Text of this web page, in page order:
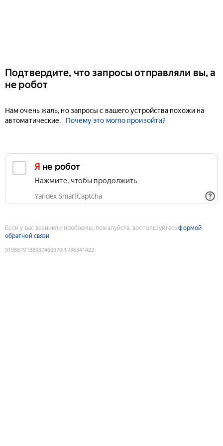
Подтвердите, что запросы отправляли вы, а
не робот
Нам очень жаль, но запросы с вашего устройства похожи на
автоматические.
Почему это могло произойти?
Я не робот
Нажмите, чтобы продолжить
Yandex SmartCaptcha
Если у вас возникли проблемы, пожалуйста, воспользуйтесьформой
обратной связи
9198879138937460970:1786341422